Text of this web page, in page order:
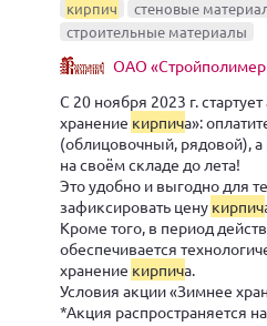
кирпич
стеновые
строительные материалы
ОАО
С 20 ноября 2023 г.
хранение кирпича»:
(облицовочный, рядовой),
на своём складе до лета!
Это удобно и выгодно для
зафиксировать цену кирпич
Кроме того, в период
обеспечивается
хранение кирпича.
Условия акции «Зимнее
*Акция распространяется